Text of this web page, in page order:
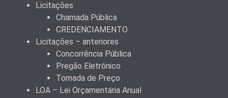
Licitações
Chamada Pública
CREDENCIAMENTO
Licitações – anteriores
Concorrência Pública
Pregão Eletrônico
Tomada de Preço
LOA – Lei Orçamentária Anual